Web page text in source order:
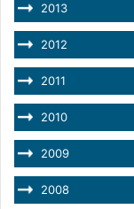
2013
2012
2011
2010
2009
2008